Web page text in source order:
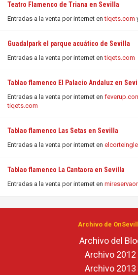
Teatro Flamenco de Triana en Sevilla
Entradas a la venta por internet entiqets.com
Guadalpark el parque acuático de Sevilla
Entradas a la venta por internet entiqets.com
Tablao flamenco El Palacio Andaluz en
Entradas a la venta por internet en
tiqets.com
Tablao flamenco Las Setas en Sevilla
Entradas a la venta por internet en
Tablao flamenco La Cantaora en Sevilla
Entradas a la venta por internet en
Archivo de
Archivo del
Archivo 2012
Archivo 2013